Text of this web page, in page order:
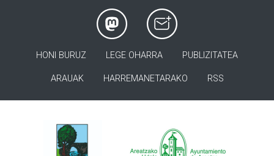
HONI BURUZ LEGE OHARRA PUBLIZITATEA
ARAUAK HARREMANETARAKO RSS